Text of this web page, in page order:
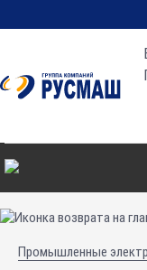
Промышленные